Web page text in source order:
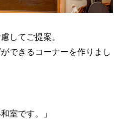
してご提案。
できるコーナーを作りまし
室です。」